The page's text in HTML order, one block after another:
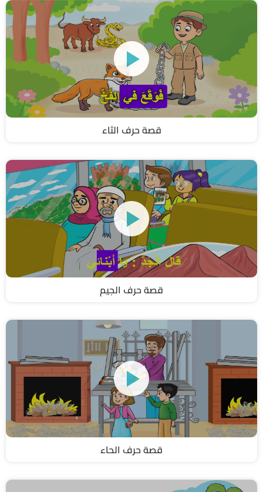
قصة حرف الثاء
قصة حرف الجيم
قصة حرف الحاء